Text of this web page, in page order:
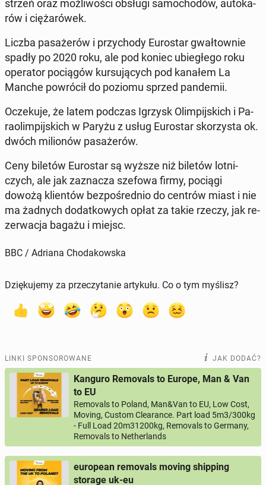
strzeń oraz moż­li­wo­ści obsługi sa­mo­cho­dów, au­to­ka­
rów i cię­ża­ró­wek.
Liczba pa­sa­że­rów i przy­cho­dy Eu­ro­star gwał­tow­nie
spadły po 2020 roku, ale pod koniec ubie­głe­go roku
ope­ra­tor po­cią­gów kur­su­ją­cych pod kanałem La
Manche po­wró­cił do poziomu sprzed pan­de­mii.
Ocze­ku­je, że latem podczas Igrzysk Olim­pij­skich i Pa­
ra­olim­pij­skich w Paryżu z usług Eu­ro­star sko­rzy­sta ok.
dwóch mi­lio­nów pa­sa­że­rów.
Ceny biletów Eu­ro­star są wyższe niż biletów lot­ni­
czych, ale jak za­zna­cza szefowa firmy, pociągi
dowożą klien­tów bez­po­śred­nio do centrów miast i nie
ma żadnych do­dat­ko­wych opłat za takie rzeczy, jak re­
zer­wa­cja bagażu i miejsc.
BBC / Adriana Chodakowska
Dziękujemy za przeczytanie artykułu. Co o tym myślisz?
LINKI SPONSOROWANE JAK DODAĆ?
Kanguro Removals to Europe, Man & Van
to EU
Removals to Poland, Man&Van to EU, Low Cost,
Moving, Custom Clearance. Part load 5m3/300kg
- Full Load 20m31200kg, Removals to Germany,
Removals to Netherlands
european removals moving shipping
storage uk-eu